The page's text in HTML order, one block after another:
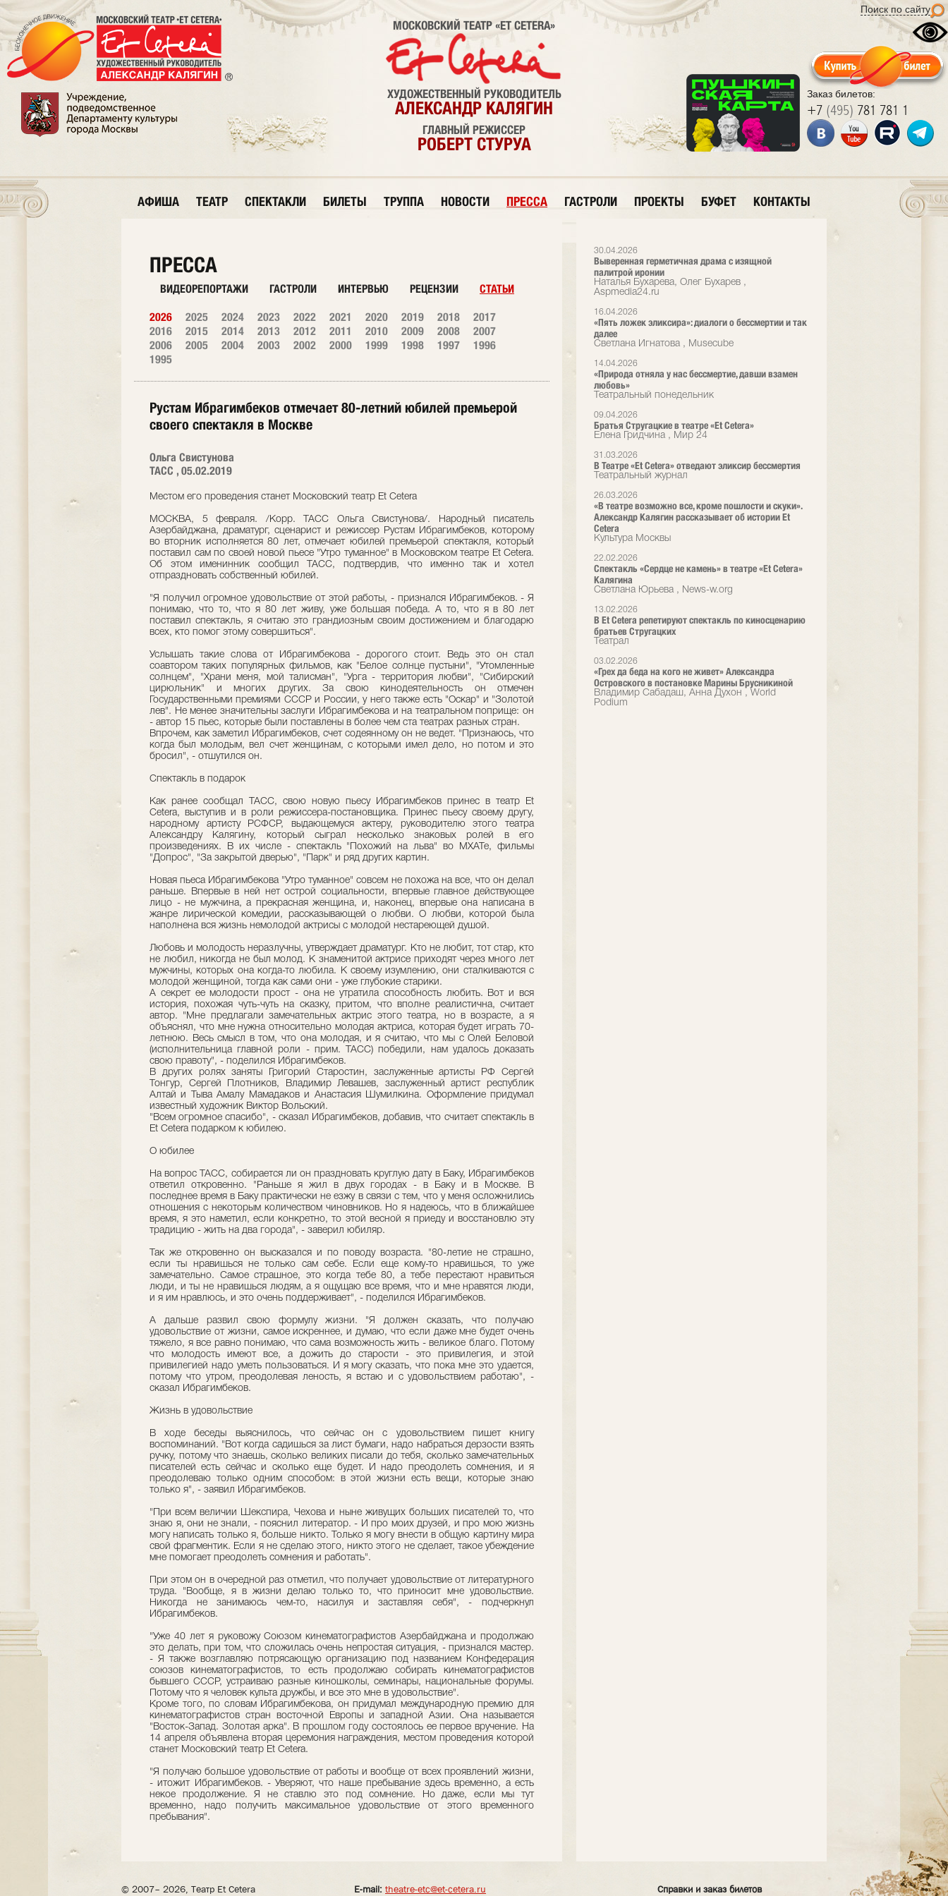
Поиск по сайту
Заказ билетов:
+7 (495) 781 781 1
МОСКОВСКИЙ ТЕАТР «ET CETERA»
ХУДОЖЕСТВЕННЫЙ РУКОВОДИТЕЛЬ
АЛЕКСАНДР КАЛЯГИН
ГЛАВНЫЙ РЕЖИССЕР
РОБЕРТ СТУРУА
АФИША ТЕАТР СПЕКТАКЛИ БИЛЕТЫ ТРУППА НОВОСТИ ПРЕССА ГАСТРОЛИ ПРОЕКТЫ БУФЕТ КОНТАКТЫ
30.04.2026
Выверенная герметичная драма с изящной
палитрой иронии
Наталья Бухарева, Олег Бухарев ,
Аspmedia24.ru
16.04.2026
«Пять ложек эликсира»: диалоги о бессмертии и так
далее
Светлана Игнатова , Musecube
14.04.2026
«Природа отняла у нас бессмертие, давши взамен
любовь»
Театральный понедельник
09.04.2026
Братья Стругацкие в театре «Et Cetera»
Елена Гридчина , Мир 24
31.03.2026
В Театре «Et Cetera» отведают эликсир бессмертия
Театральный журнал
26.03.2026
«В театре возможно все, кроме пошлости и скуки».
Александр Калягин рассказывает об истории Et
Cetera
Культура Москвы
22.02.2026
Спектакль «Сердце не камень» в театре «Et Cetera»
Калягина
Светлана Юрьева , News-w.org
13.02.2026
В Et Cetera репетируют спектакль по киносценарию
братьев Стругацких
Театрал
03.02.2026
«Грех да беда на кого не живет» Александра
Островского в постановке Марины Брусникиной
Владимир Сабадаш, Анна Духон , World
Podium
ПРЕССА
ВИДЕОРЕПОРТАЖИ ГАСТРОЛИ ИНТЕРВЬЮ РЕЦЕНЗИИ СТАТЬИ
2026 2025 2024 2023 2022 2021 2020 2019 2018
2017
2016
2015 2014 2013 2012 2011 2010 2009 2008
2007
2006
2005 2004 2003 2002 2000 1999 1998 1997
1996
1995
Рустам Ибрагимбеков отмечает 80-летний юбилей премьерой
своего спектакля в Москве
Ольга Свистунова
ТАСС , 05.02.2019
Местом его проведения станет Московский театр Et Cetera
МОСКВА, 5 февраля. /Корр. ТАСС Ольга Свистунова/. Народный писатель
Азербайджана, драматург, сценарист и режиссер Рустам Ибрагимбеков, которому
во вторник исполняется 80 лет, отмечает юбилей премьерой спектакля, который
поставил сам по своей новой пьесе "Утро туманное" в Московском театре Et Cetera.
Об этом именинник сообщил ТАСС, подтвердив, что именно так и хотел
отпраздновать собственный юбилей.
"Я получил огромное удовольствие от этой работы, - признался Ибрагимбеков. - Я
понимаю, что то, что я 80 лет живу, уже большая победа. А то, что я в 80 лет
поставил спектакль, я считаю это грандиозным своим достижением и благодарю
всех, кто помог этому совершиться".
Услышать такие слова от Ибрагимбекова - дорогого стоит. Ведь это он стал
соавтором таких популярных фильмов, как "Белое солнце пустыни", "Утомленные
солнцем", "Храни меня, мой талисман", "Урга - территория любви", "Сибирский
цирюльник" и многих других. За свою кинодеятельность он отмечен
Государственными премиями СССР и России, у него также есть "Оскар" и "Золотой
лев". Не менее значительны заслуги Ибрагимбекова и на театральном поприще: он
- автор 15 пьес, которые были поставлены в более чем ста театрах разных стран.
Впрочем, как заметил Ибрагимбеков, счет содеянному он не ведет. "Признаюсь, что
когда был молодым, вел счет женщинам, с которыми имел дело, но потом и это
бросил", - отшутился он.
Спектакль в подарок
Как ранее сообщал ТАСС, свою новую пьесу Ибрагимбеков принес в театр Et
Cetera, выступив и в роли режиссера-постановщика. Принес пьесу своему другу,
народному артисту РСФСР, выдающемуся актеру, руководителю этого театра
Александру Калягину, который сыграл несколько знаковых ролей в его
произведениях. В их числе - спектакль "Похожий на льва" во МХАТе, фильмы
"Допрос", "За закрытой дверью", "Парк" и ряд других картин.
Новая пьеса Ибрагимбекова "Утро туманное" совсем не похожа на все, что он делал
раньше. Впервые в ней нет острой социальности, впервые главное действующее
лицо - не мужчина, а прекрасная женщина, и, наконец, впервые она написана в
жанре лирической комедии, рассказывающей о любви. О любви, которой была
наполнена вся жизнь немолодой актрисы с молодой нестареющей душой.
Любовь и молодость неразлучны, утверждает драматург. Кто не любит, тот стар, кто
не любил, никогда не был молод. К знаменитой актрисе приходят через много лет
мужчины, которых она когда-то любила. К своему изумлению, они сталкиваются с
молодой женщиной, тогда как сами они - уже глубокие старики.
А секрет ее молодости прост - она не утратила способность любить. Вот и вся
история, похожая чуть-чуть на сказку, притом, что вполне реалистична, считает
автор. "Мне предлагали замечательных актрис этого театра, но в возрасте, а я
объяснял, что мне нужна относительно молодая актриса, которая будет играть 70-
летнюю. Весь смысл в том, что она молодая, и я считаю, что мы с Олей Беловой
(исполнительница главной роли - прим. ТАСС) победили, нам удалось доказать
свою правоту", - поделился Ибрагимбеков.
В других ролях заняты Григорий Старостин, заслуженные артисты РФ Сергей
Тонгур, Сергей Плотников, Владимир Левашев, заслуженный артист республик
Алтай и Тыва Амалу Мамадаков и Анастасия Шумилкина. Оформление придумал
известный художник Виктор Вольский.
"Всем огромное спасибо", - сказал Ибрагимбеков, добавив, что считает спектакль в
Et Cetera подарком к юбилею.
О юбилее
На вопрос ТАСС, собирается ли он праздновать круглую дату в Баку, Ибрагимбеков
ответил откровенно. "Раньше я жил в двух городах - в Баку и в Москве. В
последнее время в Баку практически не езжу в связи с тем, что у меня осложнились
отношения с некоторым количеством чиновников. Но я надеюсь, что в ближайшее
время, я это наметил, если конкретно, то этой весной я приеду и восстановлю эту
традицию - жить на два города", - заверил юбиляр.
Так же откровенно он высказался и по поводу возраста. "80-летие не страшно,
если ты нравишься не только сам себе. Если еще кому-то нравишься, то уже
замечательно. Самое страшное, это когда тебе 80, а тебе перестают нравиться
люди, и ты не нравишься людям, а я ощущаю все время, что и мне нравятся люди,
и я им нравлюсь, и это очень поддерживает", - поделился Ибрагимбеков.
А дальше развил свою формулу жизни. "Я должен сказать, что получаю
удовольствие от жизни, самое искреннее, и думаю, что если даже мне будет очень
тяжело, я все равно понимаю, что сама возможность жить - великое благо. Потому
что молодость имеют все, а дожить до старости - это привилегия, и этой
привилегией надо уметь пользоваться. И я могу сказать, что пока мне это удается,
потому что утром, преодолевая леность, я встаю и с удовольствием работаю", -
сказал Ибрагимбеков.
Жизнь в удовольствие
В ходе беседы выяснилось, что сейчас он с удовольствием пишет книгу
воспоминаний. "Вот когда садишься за лист бумаги, надо набраться дерзости взять
ручку, потому что знаешь, сколько великих писали до тебя, сколько замечательных
писателей есть сейчас и сколько еще будет. И надо преодолеть сомнения, и я
преодолеваю только одним способом: в этой жизни есть вещи, которые знаю
только я", - заявил Ибрагимбеков.
"При всем величии Шекспира, Чехова и ныне живущих больших писателей то, что
знаю я, они не знали, - пояснил литератор. - И про моих друзей, и про мою жизнь
могу написать только я, больше никто. Только я могу внести в общую картину мира
свой фрагментик. Если я не сделаю этого, никто этого не сделает, такое убеждение
мне помогает преодолеть сомнения и работать".
При этом он в очередной раз отметил, что получает удовольствие от литературного
труда. "Вообще, я в жизни делаю только то, что приносит мне удовольствие.
Никогда не занимаюсь чем-то, насилуя и заставляя себя", - подчеркнул
Ибрагимбеков.
"Уже 40 лет я руковожу Союзом кинематографистов Азербайджана и продолжаю
это делать, при том, что сложилась очень непростая ситуация, - признался мастер.
- Я также возглавляю потрясающую организацию под названием Конфедерация
союзов кинематографистов, то есть продолжаю собирать кинематографистов
бывшего СССР, устраиваю разные киношколы, семинары, национальные форумы.
Потому что я человек культа дружбы, и все это мне в удовольствие".
Кроме того, по словам Ибрагимбекова, он придумал международную премию для
кинематографистов стран восточной Европы и западной Азии. Она называется
"Восток-Запад. Золотая арка". В прошлом году состоялось ее первое вручение. На
14 апреля объявлена вторая церемония награждения, местом проведения которой
станет Московский театр Et Cetera.
"Я получаю большое удовольствие от работы и вообще от всех проявлений жизни,
- итожит Ибрагимбеков. - Уверяют, что наше пребывание здесь временно, а есть
некое продолжение. Я не ставлю это под сомнение. Но даже, если мы тут
временно, надо получить максимальное удовольствие от этого временного
пребывания".
© 2007– 2026, Театр Et Cetera E-mail: theatre-etc@et-cetera.ru
Справки и заказ билетов